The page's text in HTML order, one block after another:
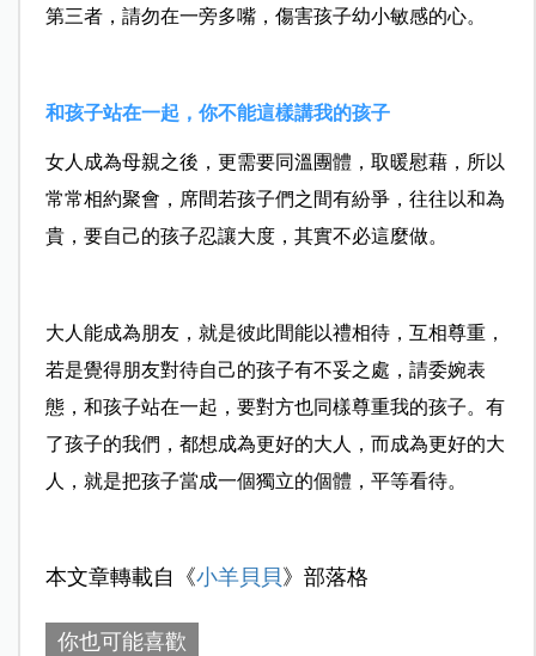
第三者，請勿在一旁多嘴，傷害孩子幼小敏感的心。
和孩子站在一起，你不能這樣講我的孩子
女人成為母親之後，更需要同溫團體，取暖慰藉，所以
常常相約聚會，席間若孩子們之間有紛爭，往往以和為
貴，要自己的孩子忍讓大度，其實不必這麼做。
大人能成為朋友，就是彼此間能以禮相待，互相尊重，
若是覺得朋友對待自己的孩子有不妥之處，請委婉表
態，和孩子站在一起，要對方也同樣尊重我的孩子。有
了孩子的我們，都想成為更好的大人，而成為更好的大
人，就是把孩子當成一個獨立的個體，平等看待。
本文章轉載自《小羊貝貝 》部落格
你也可能喜歡